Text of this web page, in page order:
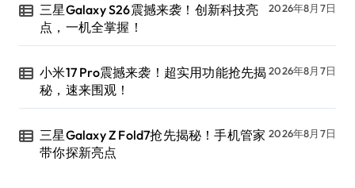
三星Galaxy S26震撼来袭！创新科技亮
点，一机全掌握！
2026年8月7日
小米17 Pro震撼来袭！超实用功能抢先揭
秘，速来围观！
2026年8月7日
三星Galaxy Z Fold7抢先揭秘！手机管家
带你探新亮点
2026年8月7日